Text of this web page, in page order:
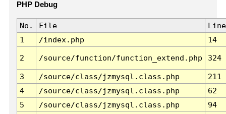
PHP Debug
No. File
Line
1
/index.php 14
2 /source/function/function_extend.php 324
3 /source/class/jzmysql.class.php
211
4
/source/class/jzmysql.class.php
62
5
/source/class/jzmysql.class.php
94